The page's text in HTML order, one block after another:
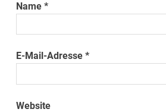
Name*
E-Mail-Adresse*
Website